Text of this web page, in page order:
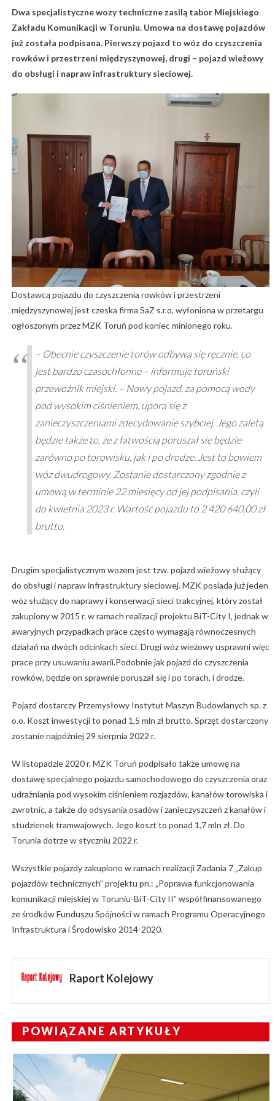
Dwa specjalistyczne wozy techniczne zasilą tabor Miejskiego
Zakładu Komunikacji w Toruniu. Umowa na dostawę pojazdów
już została podpisana. Pierwszy pojazd to wóz do czyszczenia
rowków i przestrzeni międzyszynowej, drugi – pojazd wieżowy
do obsługi i napraw infrastruktury sieciowej.
Dostawcą pojazdu do czyszczenia rowków i przestrzeni
międzyszynowej jest czeska firma SaZ s.r.o, wyłoniona w przetargu
ogłoszonym przez MZK Toruń pod koniec minionego roku.
– Obecnie czyszczenie torów odbywa się ręcznie, co
jest bardzo czasochłonne – informuje toruński
przewoźnik miejski. – Nowy pojazd, za pomocą wody
pod wysokim ciśnieniem, upora się z
zanieczyszczeniami zdecydowanie szybciej. Jego zaletą
będzie także to, że z łatwością poruszał się będzie
zarówno po torowisku, jak i po drodze. Jest to bowiem
wóz dwudrogowy. Zostanie dostarczony zgodnie z
umową w terminie 22 miesięcy od jej podpisania, czyli
do kwietnia 2023 r. Wartość pojazdu to 2 420 640,00 zł
brutto.
Drugim specjalistycznym wozem jest tzw. pojazd wieżowy służący
do obsługi i napraw infrastruktury sieciowej. MZK posiada już jeden
wóz służący do naprawy i konserwacji sieci trakcyjnej, który został
zakupiony w 2015 r. w ramach realizacji projektu BiT-City I, jednak w
awaryjnych przypadkach prace często wymagają równoczesnych
działań na dwóch odcinkach sieci. Drugi wóz wieżowy usprawni więc
prace przy usuwaniu awarii.Podobnie jak pojazd do czyszczenia
rowków, będzie on sprawnie poruszał się i po torach, i drodze.
Pojazd dostarczy Przemysłowy Instytut Maszyn Budowlanych sp. z
o.o. Koszt inwestycji to ponad 1,5 mln zł brutto. Sprzęt dostarczony
zostanie najpóźniej 29 sierpnia 2022 r.
W listopadzie 2020 r. MZK Toruń podpisało także umowę na
dostawę specjalnego pojazdu samochodowego do czyszczenia oraz
udrażniania pod wysokim ciśnieniem rozjazdów, kanałów torowiska i
zwrotnic, a także do odsysania osadów i zanieczyszczeń z kanałów i
studzienek tramwajowych. Jego koszt to ponad 1,7 mln zł. Do
Torunia dotrze w styczniu 2022 r.
Wszystkie pojazdy zakupiono w ramach realizacji Zadania 7 „Zakup
pojazdów technicznych” projektu pn.: „Poprawa funkcjonowania
komunikacji miejskiej w Toruniu-BiT-City II” współfinansowanego
ze środków Funduszu Spójności w ramach Programu Operacyjnego
Infrastruktura i Środowisko 2014-2020.
Raport Kolejowy
POWIĄZANE ARTYKUŁY